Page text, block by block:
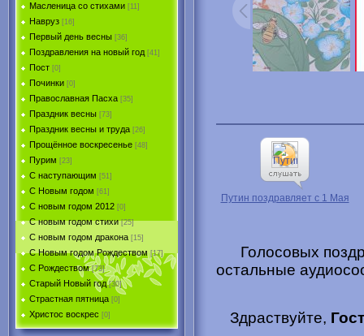
Масленица со стихами [11]
Навруз [16]
Первый день весны [36]
Поздравления на новый год [41]
Пост [0]
Починки [0]
Православная Пасха [35]
Праздник весны [73]
Праздник весны и труда [26]
Прощённое воскресенье [48]
Пурим [23]
C наступающим [51]
С Новым годом [61]
С новым годом 2012 [0]
С новым годом стихи [25]
С новым годом дракона [15]
C Новым годом Рождеством [17]
С Рождеством [73]
Старый Новый год [30]
Страстная пятница [0]
Христоc воскрес [0]
Путин поздравляет с 1 Мая
Голосовых
остальные
Здраствуйте,